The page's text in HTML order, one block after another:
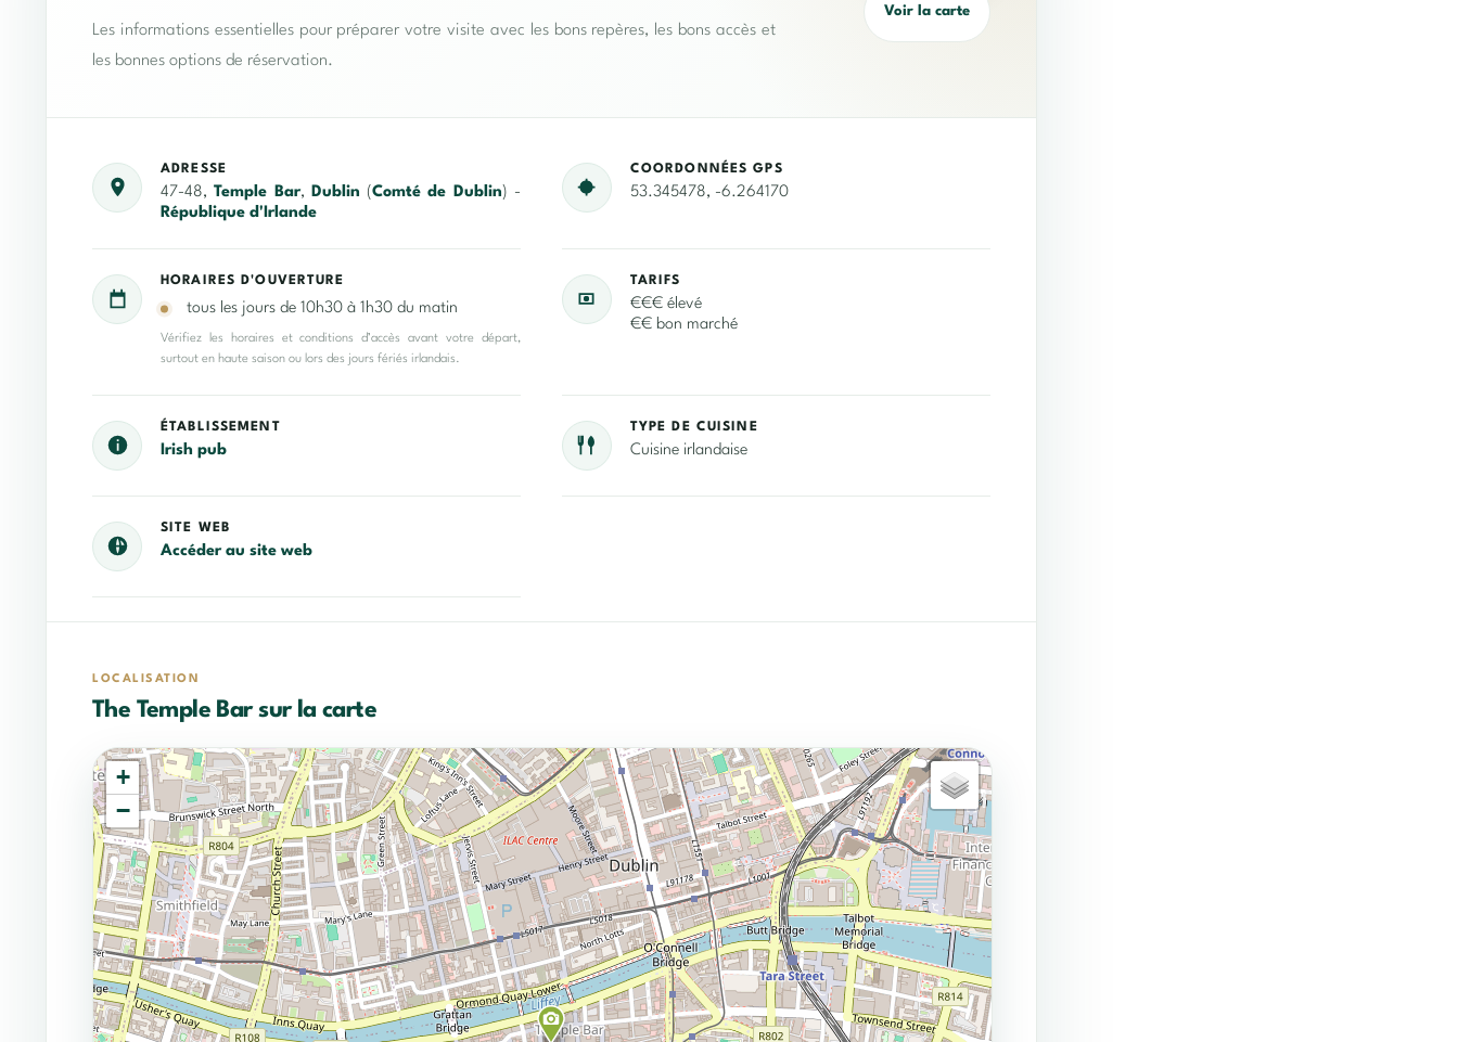
Les informations essentielles pour préparer votre visite avec les bons repères, les bons accès et
les bonnes options de réservation.
Voir la carte
ADRESSE
47-48,Temple Bar, Dublin (Comté de Dublin) -
République d'Irlande
COORDONNÉES GPS
53.345478, -6.264170
HORAIRES D'OUVERTURE
tous les jours de 10h30 à 1h30 du matin
Vérifiez les horaires et conditions d’accès avant votre départ,
surtout en haute saison ou lors des jours fériés irlandais.
TARIFS
€€€ élevé
€€ bon marché
ÉTABLISSEMENT
Irish pub
TYPE DE CUISINE
Cuisine irlandaise
SITE WEB
Accéder au site web
LOCALISATION
The Temple Bar sur la carte
+
−